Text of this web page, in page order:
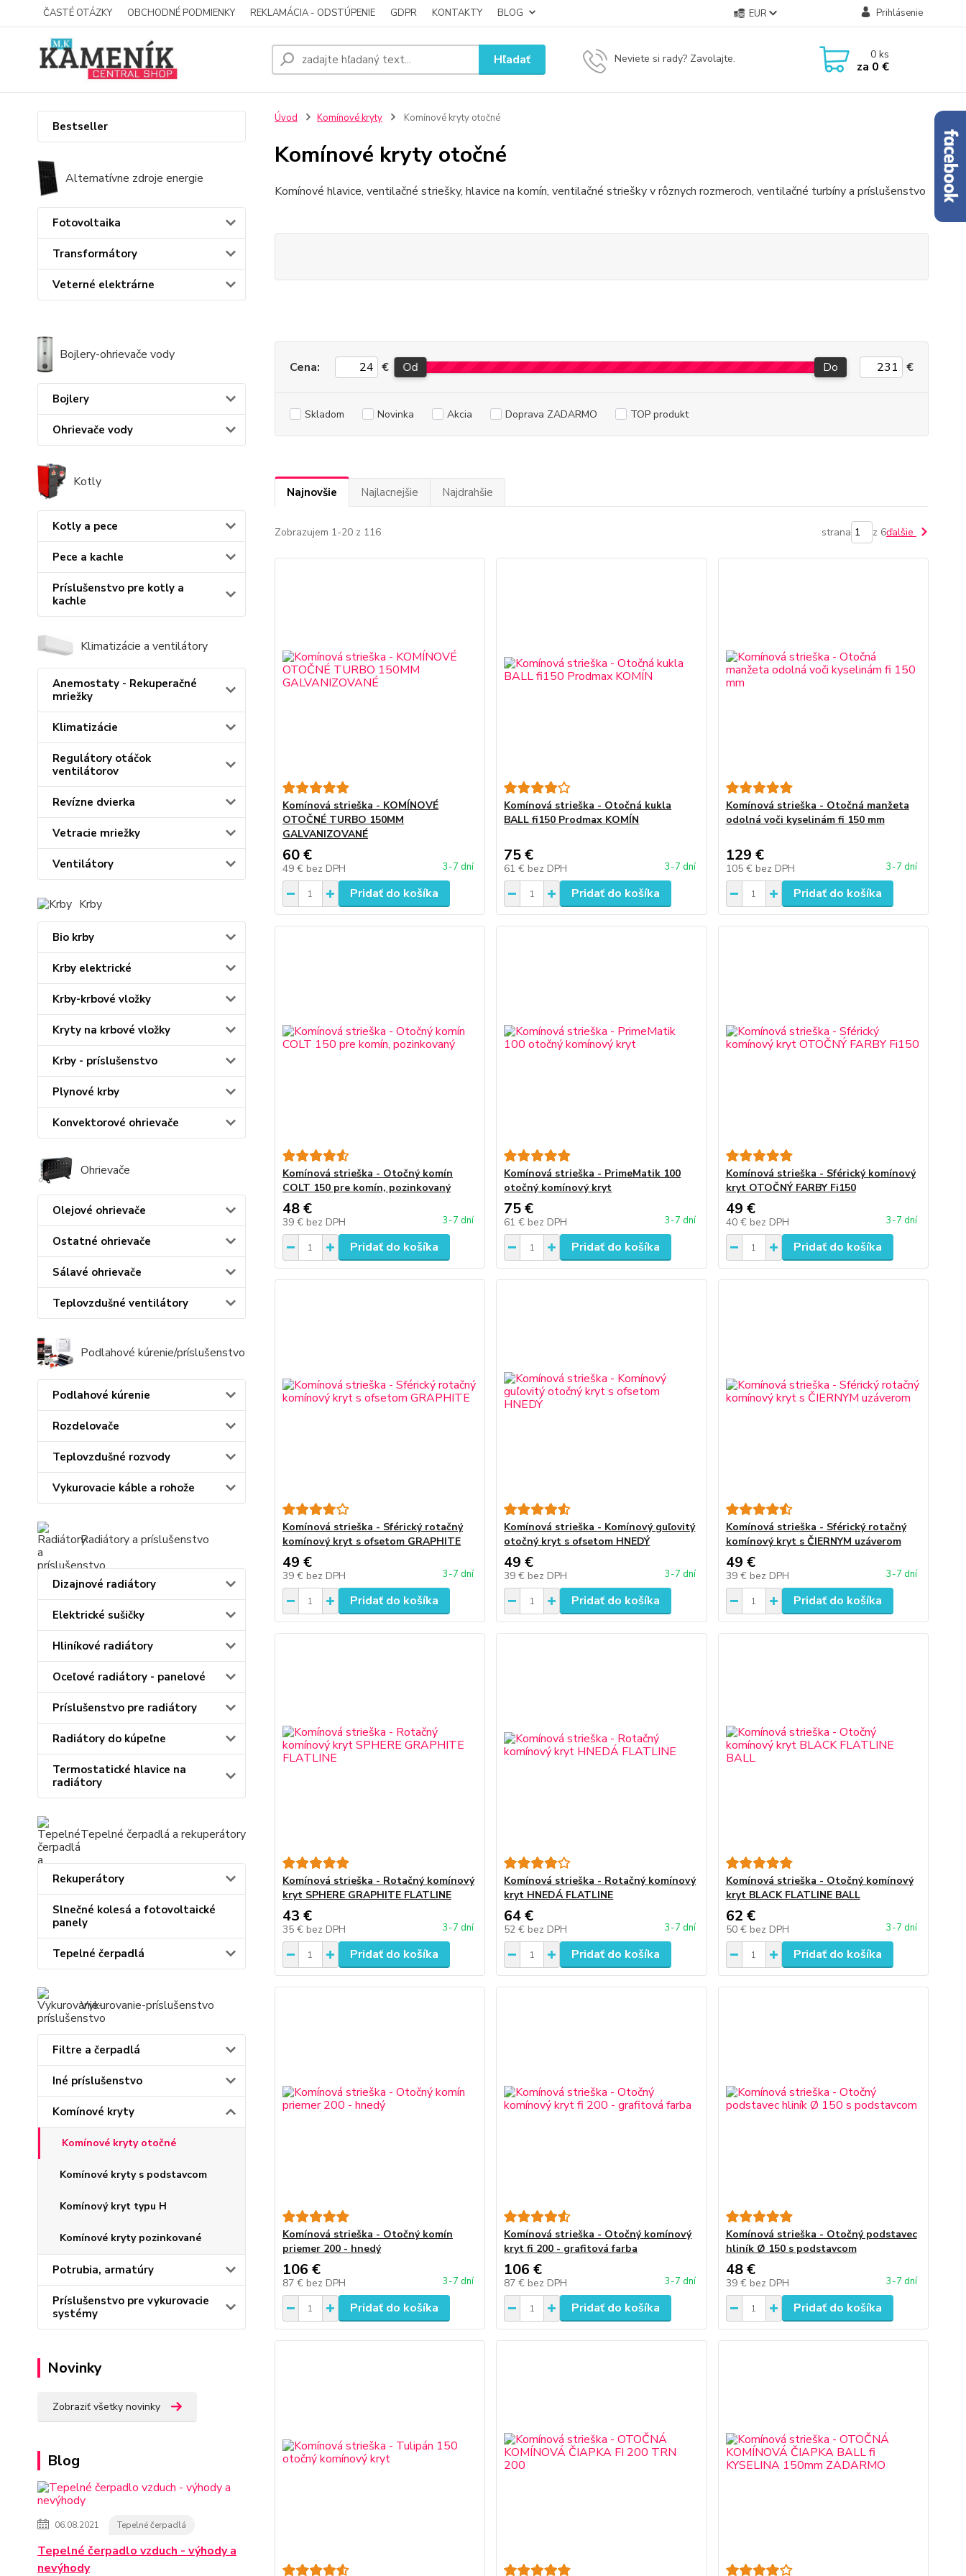
ČASTÉ OTÁZKY OBCHODNÉ PODMIENKY REKLAMÁCIA - ODSTÚPENIE GDPR KONTAKTY BLOG EUR Prihlásenie
Hľadať Neviete si rady? Zavolajte. 0ks
za 0 €
Bestseller
Alternatívne zdroje energie
Fotovoltaika
Transformátory
Veterné elektrárne
Bojlery-ohrievače vody
Bojlery
Ohrievače vody
Kotly
Kotly a pece
Pece a kachle
Príslušenstvo pre kotly a
kachle
Klimatizácie a ventilátory
Anemostaty - Rekuperačné
mriežky
Klimatizácie
Regulátory otáčok
ventilátorov
Revízne dvierka
Vetracie mriežky
Ventilátory
Krby
Bio krby
Krby elektrické
Krby-krbové vložky
Kryty na krbové vložky
Krby - príslušenstvo
Plynové krby
Konvektorové ohrievače
Ohrievače
Olejové ohrievače
Ostatné ohrievače
Sálavé ohrievače
Teplovzdušné ventilátory
Podlahové kúrenie/príslušenstvo
Podlahové kúrenie
Rozdelovače
Teplovzdušné rozvody
Vykurovacie káble a rohože
Radiátory a príslušenstvo
Dizajnové radiátory
Elektrické sušičky
Hliníkové radiátory
Oceľové radiátory - panelové
Príslušenstvo pre radiátory
Radiátory do kúpeľne
Termostatické hlavice na
radiátory
Tepelné čerpadlá a rekuperátory
Rekuperátory
Slnečné kolesá a fotovoltaické
panely
Tepelné čerpadlá
Vykurovanie-príslušenstvo
Filtre a čerpadlá
Iné príslušenstvo
Komínové kryty
Komínové kryty otočné
Komínové kryty s podstavcom
Komínový kryt typu H
Komínové kryty pozinkované
Potrubia, armatúry
Príslušenstvo pre vykurovacie
systémy
Novinky
Zobraziť všetky novinky
Blog
06.08.2021 Tepelné čerpadlá
Tepelné čerpadlo vzduch - výhody a
nevýhody
Úvod Komínové kryty Komínové kryty otočné
Komínové kryty otočné
Komínové hlavice, ventilačné striešky, hlavice na komín, ventilačné striešky v rôznych rozmeroch, ventilačné turbíny a príslušenstvo
Cena: € Od Do €
Skladom Novinka Akcia Doprava ZADARMO TOP produkt
Najnovšie Najlacnejšie Najdrahšie
Zobrazujem 1-20 z 116 strana z 6ďalšie
Komínová strieška - KOMÍNOVÉ
OTOČNÉ TURBO 150MM
GALVANIZOVANÉ
60 €
49 € bez DPH 3-7 dní
Pridať do košíka
Komínová strieška - Otočná kukla
BALL fi150 Prodmax KOMÍN
75 €
61 € bez DPH 3-7 dní
Pridať do košíka
Komínová strieška - Otočná manžeta
odolná voči kyselinám fi 150 mm
129 €
105 € bez DPH 3-7 dní
Pridať do košíka
Komínová strieška - Otočný komín
COLT 150 pre komín, pozinkovaný
48 €
39 € bez DPH 3-7 dní
Pridať do košíka
Komínová strieška - PrimeMatik 100
otočný komínový kryt
75 €
61 € bez DPH 3-7 dní
Pridať do košíka
Komínová strieška - Sférický komínový
kryt OTOČNÝ FARBY Fi150
49 €
40 € bez DPH 3-7 dní
Pridať do košíka
Komínová strieška - Sférický rotačný
komínový kryt s ofsetom GRAPHITE
49 €
39 € bez DPH 3-7 dní
Pridať do košíka
Komínová strieška - Komínový guľovitý
otočný kryt s ofsetom HNEDÝ
49 €
39 € bez DPH 3-7 dní
Pridať do košíka
Komínová strieška - Sférický rotačný
komínový kryt s ČIERNYM uzáverom
49 €
39 € bez DPH 3-7 dní
Pridať do košíka
Komínová strieška - Rotačný komínový
kryt SPHERE GRAPHITE FLATLINE
43 €
35 € bez DPH 3-7 dní
Pridať do košíka
Komínová strieška - Rotačný komínový
kryt HNEDÁ FLATLINE
64 €
52 € bez DPH 3-7 dní
Pridať do košíka
Komínová strieška - Otočný komínový
kryt BLACK FLATLINE BALL
62 €
50 € bez DPH 3-7 dní
Pridať do košíka
Komínová strieška - Otočný komín
priemer 200 - hnedý
106 €
87 € bez DPH 3-7 dní
Pridať do košíka
Komínová strieška - Otočný komínový
kryt fi 200 - grafitová farba
106 €
87 € bez DPH 3-7 dní
Pridať do košíka
Komínová strieška - Otočný podstavec
hliník Ø 150 s podstavcom
48 €
39 € bez DPH 3-7 dní
Pridať do košíka